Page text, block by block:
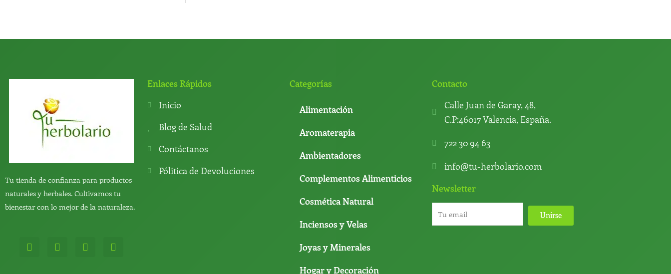
Tu tienda de confianza para productos
naturales y herbales. Cultivamos tu
bienestar con lo mejor de la naturaleza.
W
h
T
e
Y
o
T
i
Enlaces Rápidos
Inicio
Blog de Salud
Contáctanos
Pólitica de Devoluciones
Categorías
Alimentación
Aromaterapia
Ambientadores
Complementos Alimenticios
Cosmética Natural
Inciensos y Velas
Joyas y Minerales
Hogar y Decoración
Contacto
Calle Juan de Garay, 48,
C.P:46017 Valencia, España.
722 30 94 63
info@tu-herbolario.com
Newsletter
Unirse